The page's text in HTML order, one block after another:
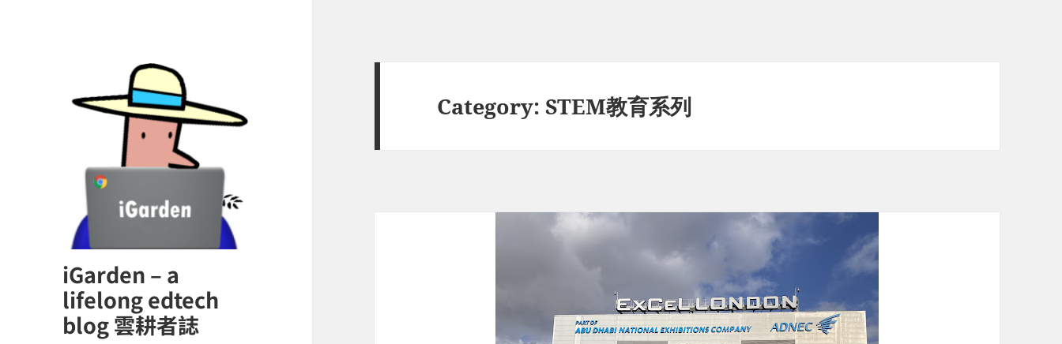
iGarden – a
lifelong edtech
blog 雲耕者誌
Category:STEM教育系列